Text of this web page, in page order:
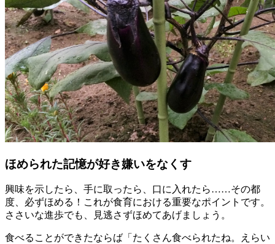
ほめられた記憶が好き嫌いをなくす
興味を示したら、手に取ったら、口に入れたら……その都
度、必ずほめる！これが食育における重要なポイントです。
ささいな進歩でも、見逃さずほめてあげましょう。
食べることができたならば「たくさん食べられたね。えらい